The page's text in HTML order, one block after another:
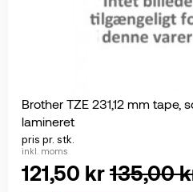
Brother TZE 231,12 mm tape,
lamineret
pris pr. stk.
inkl. moms
121,50 kr135,00